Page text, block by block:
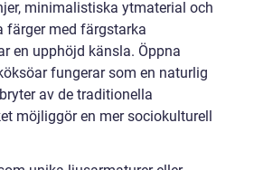
minimalistiska ytmaterial och
färger med färgstarka
en upphöjd känsla. Öppna
fungerar som en naturlig
av de traditionella
möjliggör en mer sociokulturell